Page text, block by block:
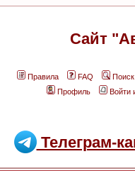
Сайт
Правила FAQ
Поиск
Профиль
Войти
Телеграм-